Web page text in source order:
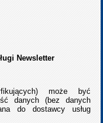
Newsletter
może być
danych (bez danych
do dostawcy usług